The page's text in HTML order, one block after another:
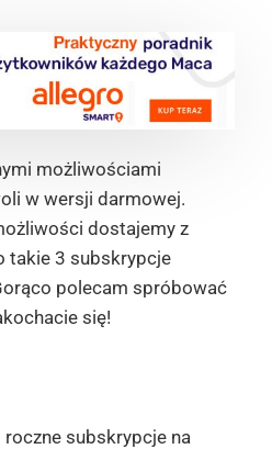
możliwościami
w wersji darmowej.
dostajemy z
takie 3 subskrypcje
polecam spróbować
się!
roczne subskrypcje na